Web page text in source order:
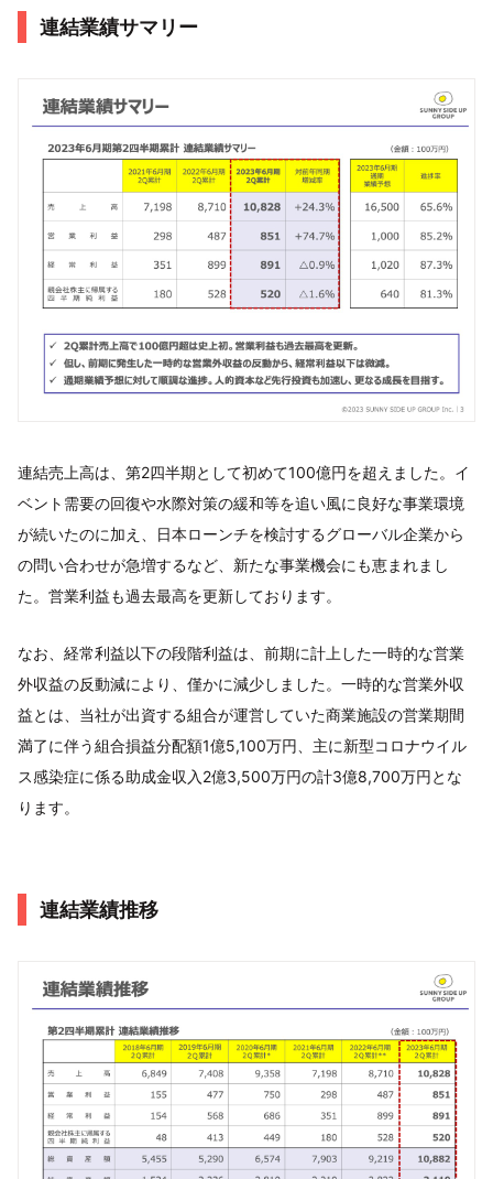
連結業績サマリー
連結売上高は、第2四半期として初めて100億円を超えました。イ
ベント需要の回復や水際対策の緩和等を追い風に良好な事業環境
が続いたのに加え、日本ローンチを検討するグローバル企業から
の問い合わせが急増するなど、新たな事業機会にも恵まれまし
た。営業利益も過去最高を更新しております。
なお、経常利益以下の段階利益は、前期に計上した一時的な営業
外収益の反動減により、僅かに減少しました。一時的な営業外収
益とは、当社が出資する組合が運営していた商業施設の営業期間
満了に伴う組合損益分配額1億5,100万円、主に新型コロナウイル
ス感染症に係る助成金収入2億3,500万円の計3億8,700万円とな
ります。
連結業績推移